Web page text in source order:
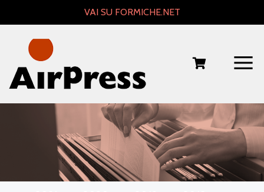
VAI SU FORMICHE.NET